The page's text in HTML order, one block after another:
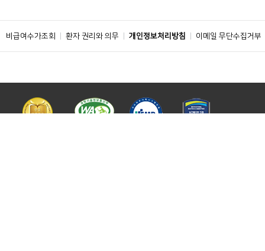
비급여수가조회 환자 권리와 의무 개인정보처리방침 이메일 무단수집거부